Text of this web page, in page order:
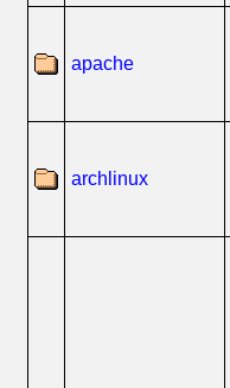
apache
archlinux